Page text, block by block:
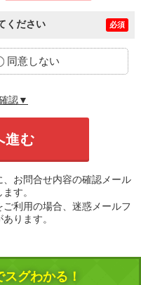
ください 必須
同意しない
認▼
お問合せ内容の確認メール
す。
利用の場合、迷惑メールフ
ります。
グわかる！